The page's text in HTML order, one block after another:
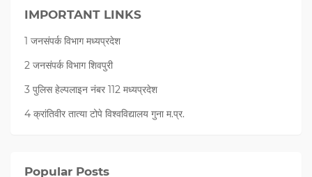
IMPORTANT LINKS
1 जनसंपर्क विभाग मध्यप्रदेश
2 जनसंपर्क विभाग शिवपुरी
3 पुलिस हेल्पलाइन नंबर 112 मध्‍यप्रदेश
4 क्रांतिवीर तात्या टोपे विश्वविद्यालय गुना म.प्र.
Popular Posts